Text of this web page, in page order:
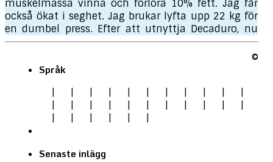
muskelmassa vinna och förlora 10% fett. Jag får
också ökat i seghet. Jag brukar lyfta upp 22 kg för
en dumbel press. Efter att utnyttja Decaduro, nu
kan jag lyfta upp 30 kg dumbel och jag kan göra
motion runt 2 timmar. Denna produkt är mycket
praktiskt för mig.
Språk
Senaste inlägg
©